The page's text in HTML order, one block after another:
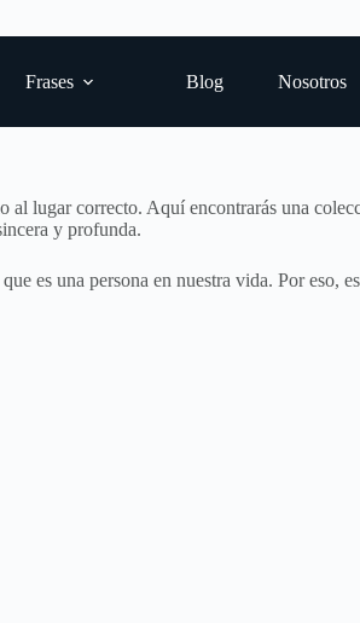
Frases Blog Nosotros
al lugar correcto. Aquí encontrarás una
y profunda.
es una persona en nuestra vida. Por eso,